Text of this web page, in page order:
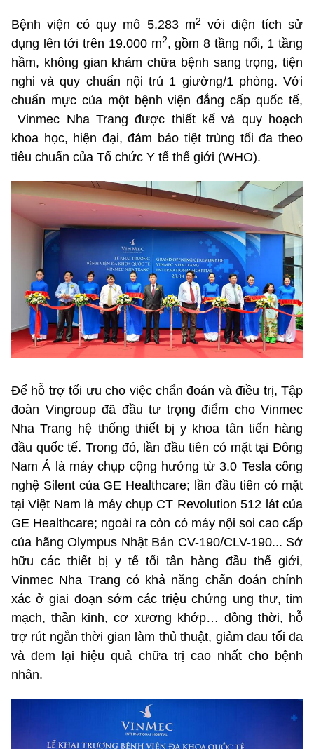
Bệnh viện có quy mô 5.283 m2
với diện tích sử
dụng lên tới trên 19.000 m2, gồm 8 tầng nổi, 1 tầng
hầm, không gian khám chữa bệnh sang trọng, tiện
nghi và quy chuẩn nội trú 1 giường/1 phòng. Với
chuẩn mực của một bệnh viện đẳng cấp quốc tế,
Vinmec Nha Trang được thiết kế và quy hoạch
khoa học, hiện đại, đảm bảo tiệt trùng tối đa theo
tiêu chuẩn của Tổ chức Y tế thế giới (WHO).
Để hỗ trợ tối ưu cho việc chẩn đoán và điều trị, Tập
đoàn Vingroup đã đầu tư trọng điểm cho Vinmec
Nha Trang hệ thống thiết bị y khoa tân tiến hàng
đầu quốc tế. Trong đó, lần đầu tiên có mặt tại Đông
Nam Á là máy chụp cộng hưởng từ 3.0 Tesla công
nghệ Silent của GE Healthcare; lần đầu tiên có mặt
tại Việt Nam là máy chụp CT Revolution 512 lát của
GE Healthcare; ngoài ra còn có máy nội soi cao cấp
của hãng Olympus Nhật Bản CV-190/CLV-190... Sở
hữu các thiết bị y tế tối tân hàng đầu thế giới,
Vinmec Nha Trang có khả năng chẩn đoán chính
xác ở giai đoạn sớm các triệu chứng ung thư, tim
mạch, thần kinh, cơ xương khớp… đồng thời, hỗ
trợ rút ngắn thời gian làm thủ thuật, giảm đau tối đa
và đem lại hiệu quả chữa trị cao nhất cho bệnh
nhân.